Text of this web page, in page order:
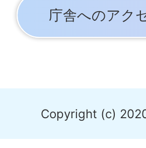
庁舎へのアク
Copyright (c)